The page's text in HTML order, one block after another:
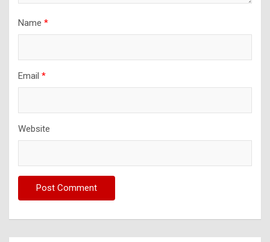
Name *
Email *
Website